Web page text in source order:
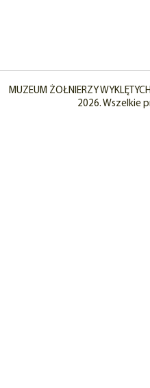
MUZEUM ŻOŁNIERZY
2026. Wszelkie